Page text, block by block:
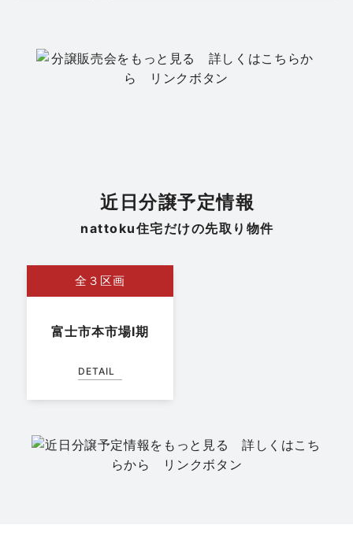
7/25㈯～8/31㈪
近日分譲予定情報
nattoku住宅だけの先取り物件
富士市本市場Ⅰ期
全３区画
DETAIL